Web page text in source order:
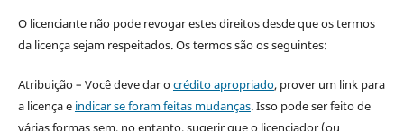
O licenciante não pode revogar estes direitos desde que os termos
da licença sejam respeitados. Os termos são os seguintes:
Atribuição – Você deve dar ocrédito apropriado, prover um link para
a licença e indicar se foram feitas mudanças. Isso pode ser feito de
várias formas sem, no entanto, sugerir que o licenciador (ou